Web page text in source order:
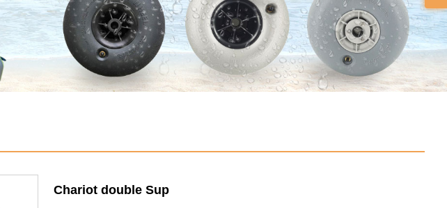
Chariot double Sup